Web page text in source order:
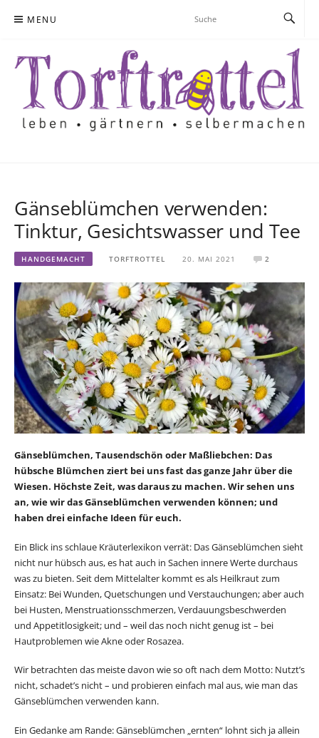
MENU
Gänseblümchen verwenden:
Tinktur, Gesichtswasser und Tee
HANDGEMACHT TORFTROTTEL 20. MAI 2021 2
Gänseblümchen, Tausendschön oder Maßliebchen: Das
hübsche Blümchen ziert bei uns fast das ganze Jahr über die
Wiesen. Höchste Zeit, was daraus zu machen. Wir sehen uns
an, wie wir das Gänseblümchen verwenden können; und
haben drei einfache Ideen für euch.
Ein Blick ins schlaue Kräuterlexikon verrät: Das Gänseblümchen sieht
nicht nur hübsch aus, es hat auch in Sachen innere Werte durchaus
was zu bieten. Seit dem Mittelalter kommt es als Heilkraut zum
Einsatz: Bei Wunden, Quetschungen und Verstauchungen; aber auch
bei Husten, Menstruationsschmerzen, Verdauungsbeschwerden
und Appetitlosigkeit; und – weil das noch nicht genug ist – bei
Hautproblemen wie Akne oder Rosazea.
Wir betrachten das meiste davon wie so oft nach dem Motto: Nutzt’s
nicht, schadet’s nicht – und probieren einfach mal aus, wie man das
Gänseblümchen verwenden kann.
Ein Gedanke am Rande: Gänseblümchen „ernten“ lohnt sich ja allein